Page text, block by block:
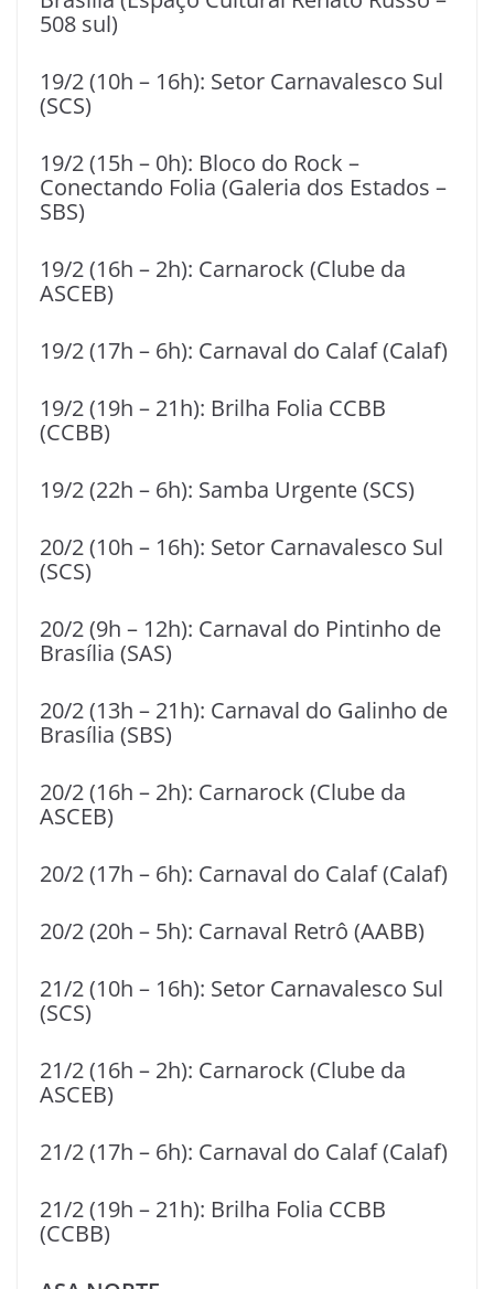
508 sul)
19/2 (10h – 16h): Setor Carnavalesco Sul
(SCS)
19/2 (15h – 0h): Bloco do Rock –
Conectando Folia (Galeria dos Estados –
SBS)
19/2 (16h – 2h): Carnarock (Clube da
ASCEB)
19/2 (17h – 6h): Carnaval do Calaf (Calaf)
19/2 (19h – 21h): Brilha Folia CCBB
(CCBB)
19/2 (22h – 6h): Samba Urgente (SCS)
20/2 (10h – 16h): Setor Carnavalesco Sul
(SCS)
20/2 (9h – 12h): Carnaval do Pintinho de
Brasília (SAS)
20/2 (13h – 21h): Carnaval do Galinho de
Brasília (SBS)
20/2 (16h – 2h): Carnarock (Clube da
ASCEB)
20/2 (17h – 6h): Carnaval do Calaf (Calaf)
20/2 (20h – 5h): Carnaval Retrô (AABB)
21/2 (10h – 16h): Setor Carnavalesco Sul
(SCS)
21/2 (16h – 2h): Carnarock (Clube da
ASCEB)
21/2 (17h – 6h): Carnaval do Calaf (Calaf)
21/2 (19h – 21h): Brilha Folia CCBB
(CCBB)